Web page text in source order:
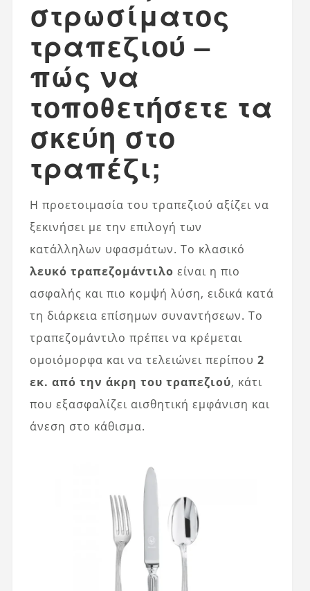
στρωσίματος
τραπεζιού –
πώς να
τοποθετήσετε τα
σκεύη στο
τραπέζι;
Η προετοιμασία του τραπεζιού αξίζει να
ξεκινήσει με την επιλογή των
κατάλληλων υφασμάτων. Το κλασικό
λευκό τραπεζομάντιλο είναι η πιο
ασφαλής και πιο κομψή λύση, ειδικά κατά
τη διάρκεια επίσημων συναντήσεων. Το
τραπεζομάντιλο πρέπει να κρέμεται
ομοιόμορφα και να τελειώνει περίπου 2
εκ. από την άκρη του τραπεζιού, κάτι
που εξασφαλίζει αισθητική εμφάνιση και
άνεση στο κάθισμα.